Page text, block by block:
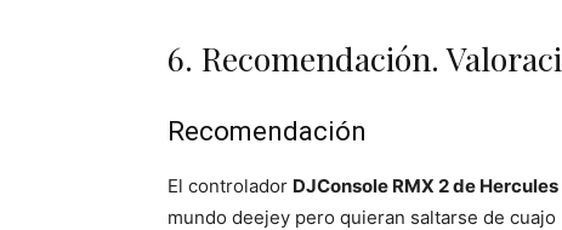
6. Recomendación.
Recomendación
El controlador DJConsole RMX 2 de Hercules
mundo deejey pero quieran saltarse de